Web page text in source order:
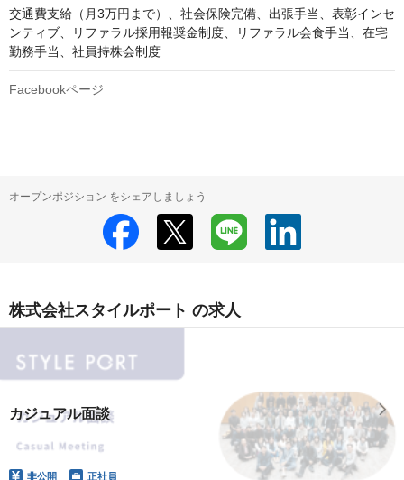
交通費支給（月3万円まで）、社会保険完備、出張手当、表彰インセ
ンティブ、リファラル採用報奨金制度、リファラル会食手当、在宅
勤務手当、社員持株会制度
Facebookページ
オープンポジション をシェアしましょう
株式会社スタイルポート の求人
カジュアル面談
非公開 正社員